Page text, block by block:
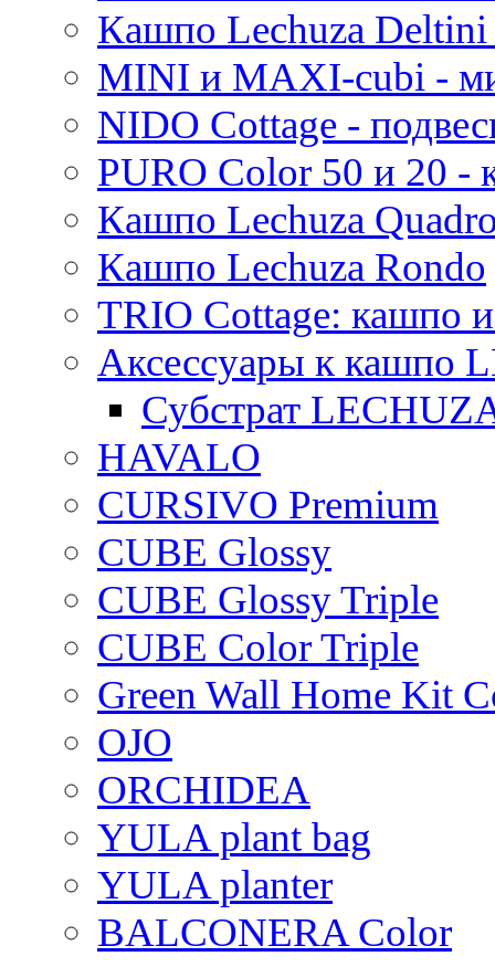
Кашпо Lechuza
MINI и MAXI-cubi -
NIDO Cottage -
PURO Color 50 и 20
Кашпо Lechuza
Кашпо Lechuza Rondo
TRIO Cottage: кашпо
Аксессуары к кашпо
Субстрат
HAVALO
CURSIVO Premium
CUBE Glossy
CUBE Glossy Triple
CUBE Color Triple
Green Wall Home Kit
OJO
ORCHIDEA
YULA plant bag
YULA planter
BALCONERA Color